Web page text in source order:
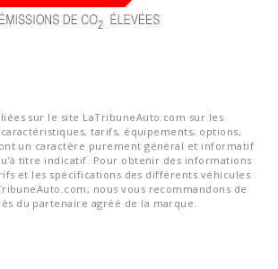
sur le site LaTribuneAuto.com sur les
tarifs, équipements, options,
un caractère purement général et informatif
titre indicatif. Pour obtenir des informations
et les spécifications des différents véhicules
nous vous recommandons de
du partenaire agréé de la marque.